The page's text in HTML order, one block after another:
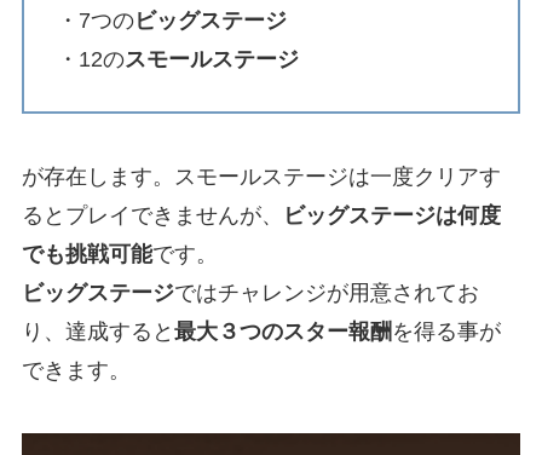
・7つのビッグステージ
・12のスモールステージ
が存在します。スモールステージは一度クリアす
るとプレイできませんが、
ビッグステージは何度
でも挑戦可能です。
ビッグステージではチャレンジが用意されてお
り、達成すると 最大３つのスター報酬 を得る事が
できます。